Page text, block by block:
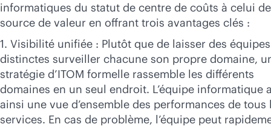
informatiques du statut de centre de coûts à celui de
source de valeur en offrant trois avantages clés :
1. Visibilité unifiée : Plutôt que de laisser des équipes
distinctes surveiller chacune son propre domaine,
stratégie d’ITOM formelle rassemble les différents
domaines en un seul endroit. L’équipe informatique
ainsi une vue d’ensemble des performances de tous
services. En cas de problème, l’équipe peut